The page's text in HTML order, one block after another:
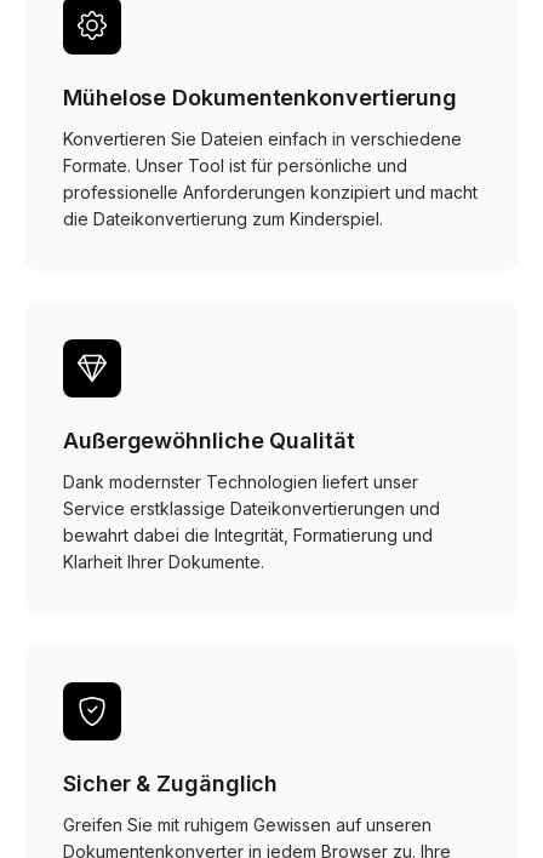
Mühelose Dokumentenkonvertierung
Konvertieren Sie Dateien einfach in verschiedene
Formate. Unser Tool ist für persönliche und
professionelle Anforderungen konzipiert und macht
die Dateikonvertierung zum Kinderspiel.
Außergewöhnliche Qualität
Dank modernster Technologien liefert unser
Service erstklassige Dateikonvertierungen und
bewahrt dabei die Integrität, Formatierung und
Klarheit Ihrer Dokumente.
Sicher & Zugänglich
Greifen Sie mit ruhigem Gewissen auf unseren
Dokumentenkonverter in jedem Browser zu. Ihre